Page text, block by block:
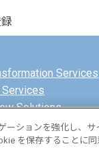
参照
グラフ
トグラフ
参照
Services
Solutions
ーションを強化し、
を保存することに同